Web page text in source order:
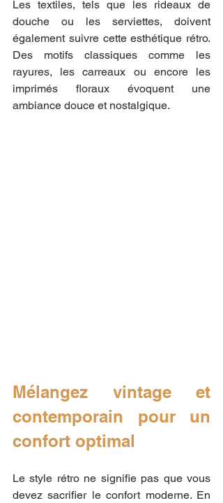
Les textiles, tels que les rideaux de
douche ou les serviettes, doivent
également suivre cette esthétique rétro.
Des motifs classiques comme les
rayures, les carreaux ou encore les
imprimés floraux évoquent une
ambiance douce et nostalgique.
Mélangez vintage et
contemporain pour un
confort optimal
Le style rétro ne signifie pas que vous
devez sacrifier le confort moderne. En